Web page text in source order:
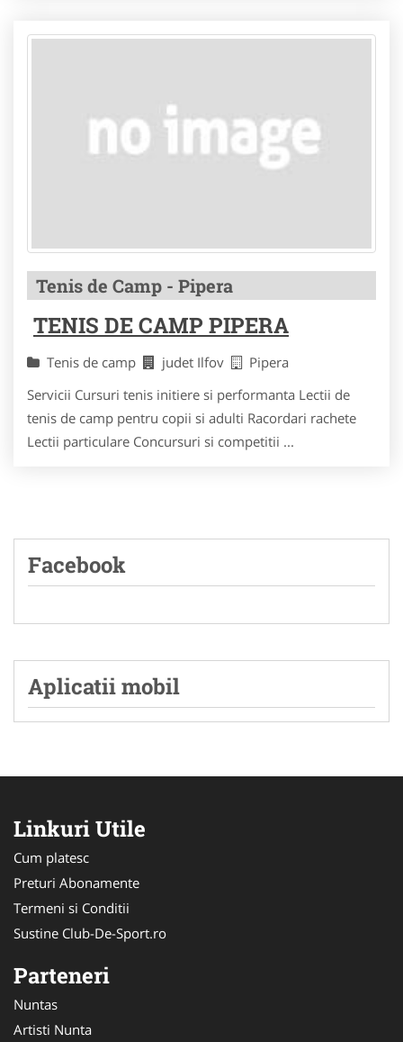
Tenis de Camp - Pipera
TENIS DE CAMP PIPERA
Tenis de camp judet Ilfov
Pipera
Servicii Cursuri tenis initiere si performanta Lectii de
tenis de camp pentru copii si adulti Racordari rachete
Lectii particulare Concursuri si competitii ...
Facebook
Aplicatii mobil
Linkuri Utile
Cum platesc
Preturi Abonamente
Termeni si Conditii
Sustine Club-De-Sport.ro
Parteneri
Nuntas
Artisti Nunta